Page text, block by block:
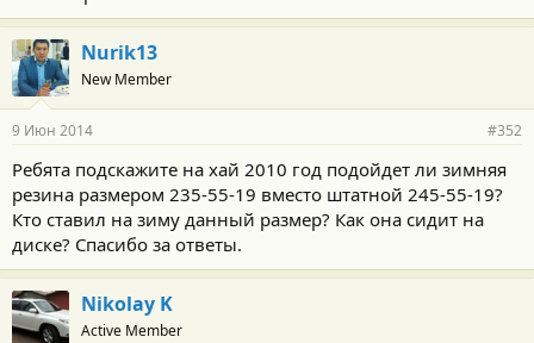
Nurik13
New Member
9 Июн 2014 #352
Ребята подскажите на хай 2010 год подойдет ли зимняя
резина размером 235-55-19 вместо штатной 245-55-19?
Кто ставил на зиму данный размер? Как она сидит на
диске? Спасибо за ответы.
Nikolay K
Active Member